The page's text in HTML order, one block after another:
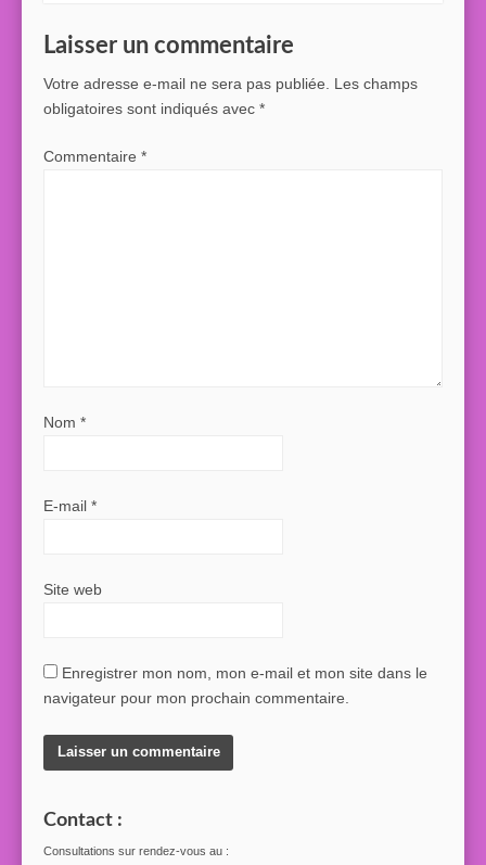
Laisser un commentaire
Votre adresse e-mail ne sera pas publiée.
Les champs
obligatoires sont indiqués avec *
Commentaire *
Nom *
E-mail *
Site web
Enregistrer mon nom, mon e-mail et mon site dans le
navigateur pour mon prochain commentaire.
Contact :
Consultations sur rendez-vous au :